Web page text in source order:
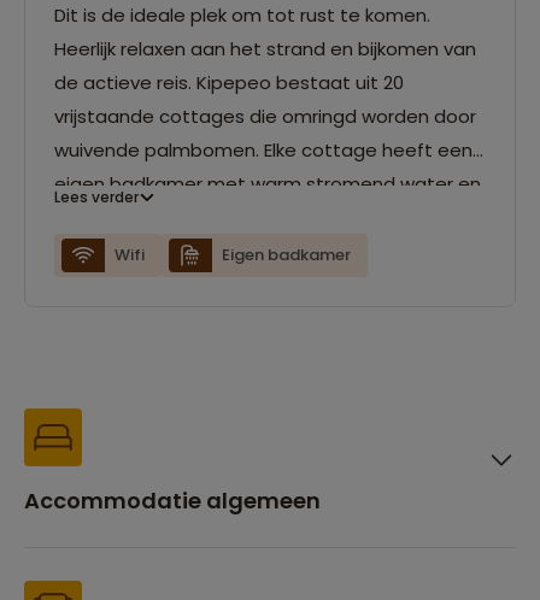
Dit is de ideale plek om tot rust te komen.
Heerlijk relaxen aan het strand en bijkomen van
de actieve reis. Kipepeo bestaat uit 20
vrijstaande cottages die omringd worden door
wuivende palmbomen. Elke cottage heeft een
eigen badkamer met warm stromend water en
Lees verder
Wifi Eigen badkamer
Accommodatie algemeen